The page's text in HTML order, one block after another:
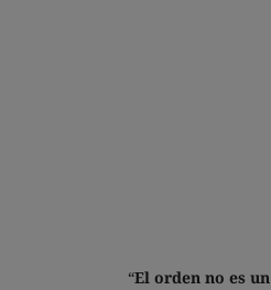
“El orden no es